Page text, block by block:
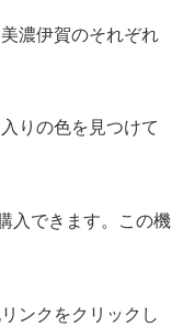
濃伊賀のそれぞれ
りの色を見つけて
入できます。この機
ンクをクリックし